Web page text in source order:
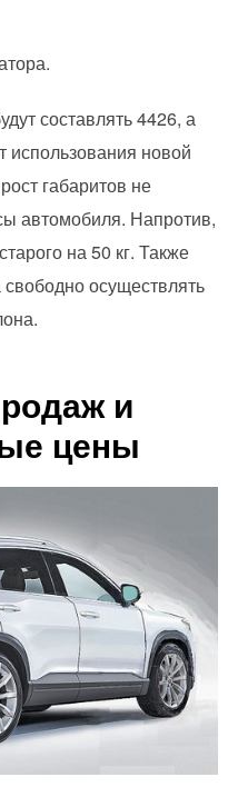
составлять 4426, а
использования новой
габаритов не
автомобиля. Напротив,
на 50 кг. Также
осуществлять
и
цены